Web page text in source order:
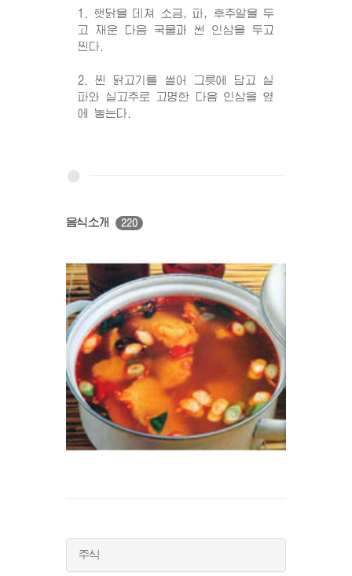
1. 햇닭을 데쳐 소금, 파, 후추알을 두
고 재운 다음 국물과 썬 인삼을 두고
찐다.
2. 찐 닭고기를 썰어 그릇에 담고 실
파와 실고추로 고명한 다음 인삼을 옆
에 놓는다.
음식소개 220
주식